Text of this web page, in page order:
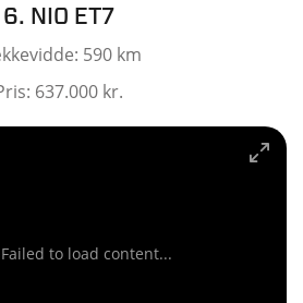
6. NIO ET7
590 km
637.000 kr.
to load content...